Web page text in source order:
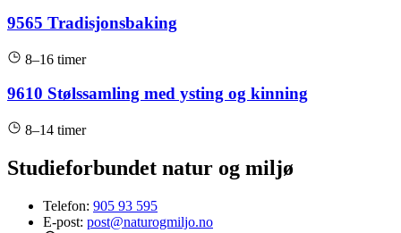
9565 Tradisjonsbaking
8–16 timer
9610 Stølssamling med ysting og kinning
8–14 timer
Studieforbundet natur og miljø
Telefon: 905 93 595
E-post: post@naturogmiljo.no